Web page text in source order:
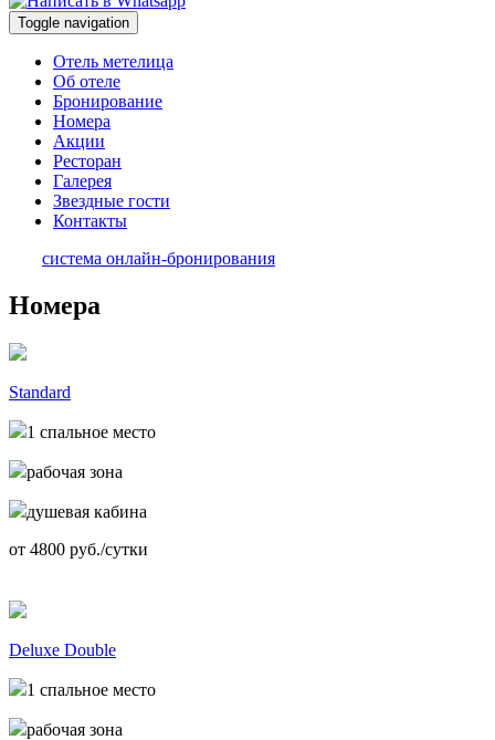
Toggle navigation
Отель метелица
Об отеле
Бронирование
Номера
Акции
Ресторан
Галерея
Звездные гости
Контакты
система онлайн-бронирования
Номера
Standard
1 спальное место
рабочая зона
душевая кабина
от 4800 руб./сутки
Deluxe Double
1 спальное место
рабочая зона